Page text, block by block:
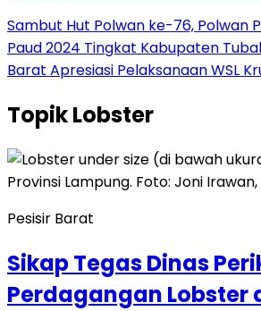
Sambut Hut Polwan ke-76, Polwan
Paud 2024 Tingkat Kabupaten
Barat Apresiasi Pelaksanaan WSL
TopikLobster
Pesisir Barat
Sikap Tegas Dinas
Perdagangan Lobster